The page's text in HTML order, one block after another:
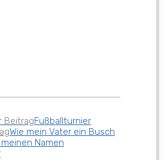
BeitragFußballturnier
Wie mein Vater ein Busch
Namen